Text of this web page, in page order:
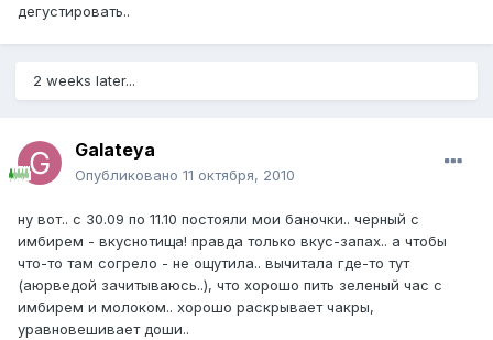
дегустировать..
2 weeks later...
Galateya
Опубликовано 11 октября, 2010
ну вот.. с 30.09 по 11.10 постояли мои баночки.. черный с
имбирем - вкуснотища! правда только вкус-запах.. а чтобы
что-то там согрело - не ощутила.. вычитала где-то тут
(аюрведой зачитываюсь..), что хорошо пить зеленый час с
имбирем и молоком.. хорошо раскрывает чакры,
уравновешивает доши..